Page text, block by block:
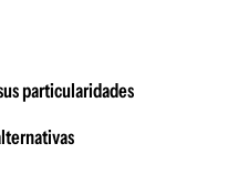
particularidades